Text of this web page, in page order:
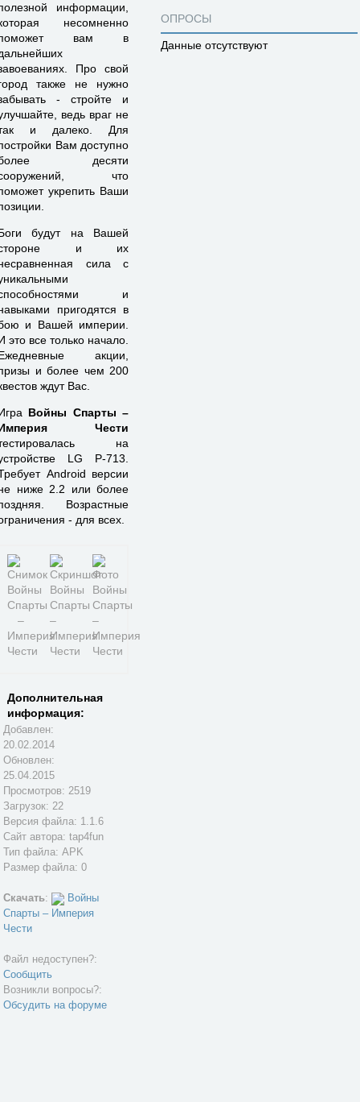
информации,
несомненно
вам в
Про свой
также не нужно
- стройте и
ведь враг не
и далеко. Для
Вам доступно
десяти
что
укрепить Ваши
будут на Вашей
и их
сила с
и
пригодятся в
и Вашей империи.
это все только начало.
акции,
и более чем 200
ждут Вас.
Войны Спарты –
Чести
на
LG P-713.
Android версии
ниже 2.2 или более
Возрастные
- для всех.
Дополнительная
информация:
Добавлен:
20.02.2014
Обновлен:
25.04.2015
Просмотров: 2519
Загрузок: 22
Версия файла: 1.1.6
Сайт автора: tap4fun
Тип файла: APK
Размер файла: 0
Скачать:
Войны
Спарты – Империя
Чести
Файл недоступен?:
Сообщить
Возникли вопросы?:
Обсудить на форуме
ОПРОСЫ
Данные отсутствуют